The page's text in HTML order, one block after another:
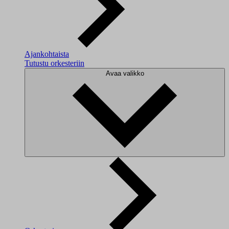
Ajankohtaista
Tutustu orkesteriin
Avaa valikko